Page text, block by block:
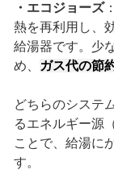
・エコジョーズ
熱を再利用し、
給湯器です。少
め、
ガス代の節
どちらのシステ
るエネルギー源
ことで、給湯に
す。